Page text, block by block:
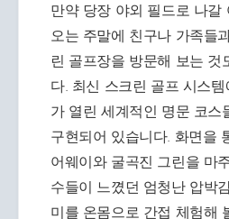
만약 당장 야외 필드로 나갈
오는 주말에 친구나 가족들
린 골프장을 방문해 보는 것
다. 최신 스크린 골프 시스
가 열린 세계적인 명문 코스
구현되어 있습니다. 화면을
어웨이와 굴곡진 그린을 마
수들이 느꼈던 엄청난 압박
미를 온몸으로 간접 체험해